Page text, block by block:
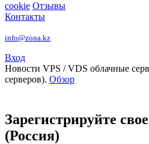
cookie Отзывы
Контакты
info@zona.kz
Вход
Новости VPS / VDS облачные
серверов). Обзор
Зарегистрируйте
(Россия)